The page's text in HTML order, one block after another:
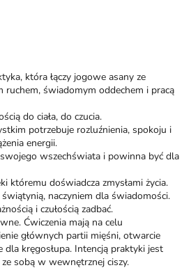
która łączy jogowe asany ze
ruchem, świadomym oddechem i pracą
do ciała, do czucia.
potrzebuje rozluźnienia, spokoju i
energii.
wszechświata i powinna być dla
któremu doświadcza zmysłami życia.
świątynią, naczyniem dla świadomości.
i czułością zadbać.
Ćwiczenia mają na celu
głównych partii mięśni, otwarcie
kręgosłupa. Intencją praktyki jest
sobą w wewnętrznej ciszy.